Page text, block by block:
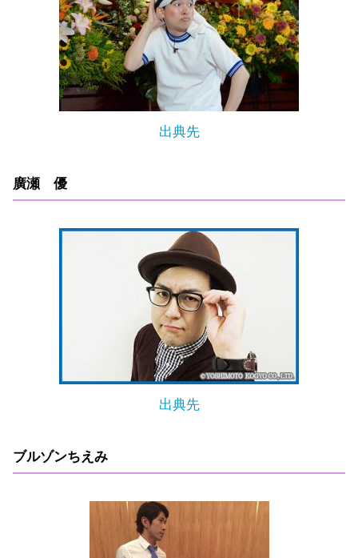
出典先
廣瀬 優
出典先
ブルゾンちえみ